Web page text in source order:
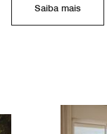
Saiba mais